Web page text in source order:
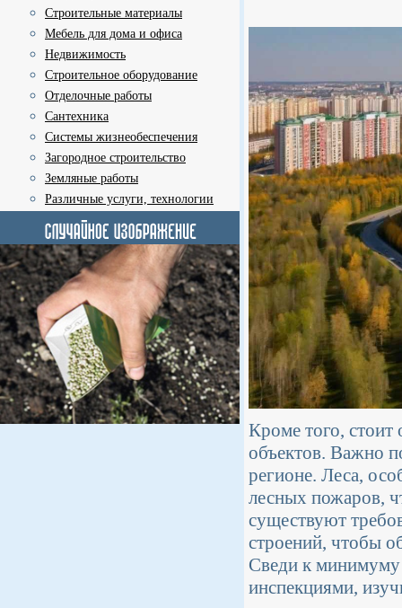
Строительные материалы
Мебель для дома и офиса
Недвижимость
Строительное оборудование
Отделочные работы
Сантехника
Системы жизнеобеспечения
Загородное строительство
Земляные работы
Различные услуги, технологии
Кроме того, стоит
объектов. Важно
регионе. Леса,
лесных пожаров,
существуют
строений, чтобы
Сведи к минимуму
инспекциями,